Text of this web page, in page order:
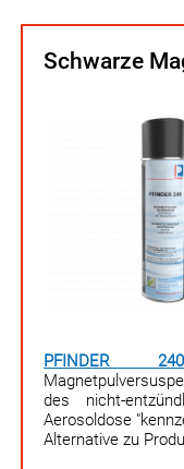
Schwarze
PFINDER 240
des nicht-
Aerosoldose
Alternative zu